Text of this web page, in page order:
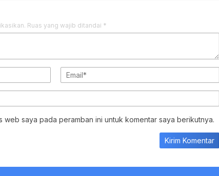
Ruas yang wajib ditandai *
web saya pada peramban ini untuk komentar saya berikutnya.